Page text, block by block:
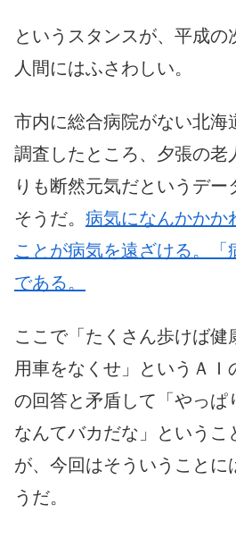
というスタンスが、平成の
人間にはふさわしい。
市内に総合病院がない北海
調査したところ、夕張の老
りも断然元気だというデー
そうだ。 病気になんかかか
ことが病気を遠ざける。「
である。
ここで「たくさん歩けば健
用車をなくせ」というＡ
の回答と矛盾して「やっぱ
なんてバカだな」というこ
が、今回はそういうことに
うだ。